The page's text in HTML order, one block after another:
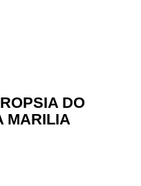
DO
MARILIA